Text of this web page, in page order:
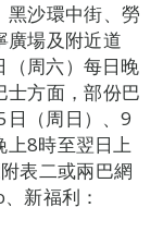
黑沙環中街、勞
廣場及附近道
周六）每日晚
士方面，部份巴
（周日）、9
上8時至翌日上
表二或兩巴網
新福利：